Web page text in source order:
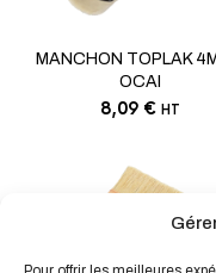
MANCHON TOPLAK
OCAI
8,09 € HT